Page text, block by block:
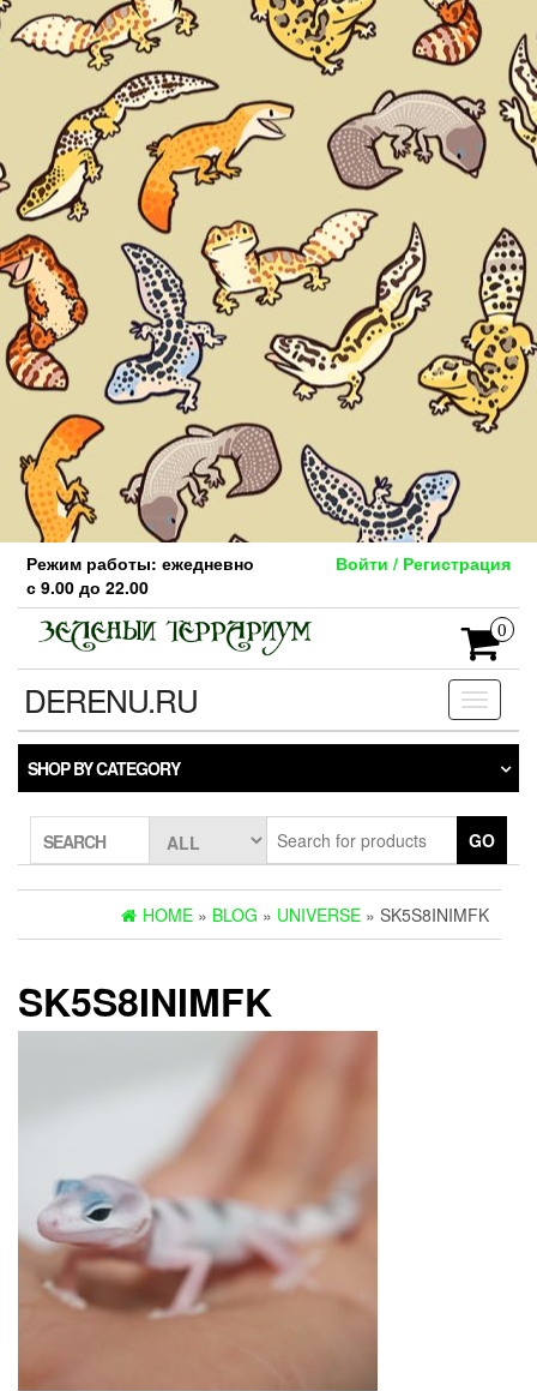
Skip
the
content
Режим работы: ежедневно
с 9.00 до 22.00
Войти / Регистрация
0
Toggle
DERENU.RU
SHOP BY CATEGORY
SEARCH GO
HOME » BLOG » UNIVERSE » SK5S8INIMFK
SK5S8INIMFK